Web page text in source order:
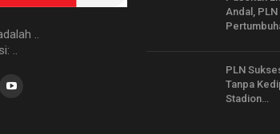
..
..
Andal,
PLN
Tanpa
Stadion…